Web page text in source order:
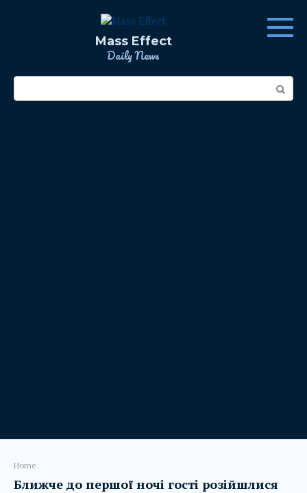
Mass Effect
Daily News
Search:
Home
Ближче до першої ночі гості розійшлися